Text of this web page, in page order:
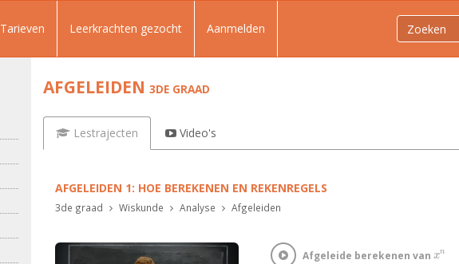
Tarieven Leerkrachten gezocht Aanmelden
AFGELEIDEN 3DE GRAAD
Lestrajecten Video's
AFGELEIDEN 1: HOE BEREKENEN EN REKENREGELS
3de graad Wiskunde Analyse Afgeleiden
Afgeleide berekenen van xn
xn